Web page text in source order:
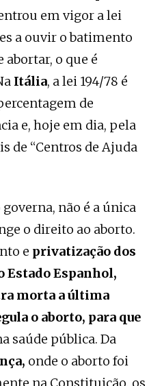
em vigor a lei
a ouvir o batimento
abortar, o que é
Itália, a lei 194/78 é
de
e, hoje em dia, pela
de “Centros de Ajuda
não é a única
o direito ao aborto.
e privatização dos
Estado Espanhol,
morta a última
o aborto, para que
saúde pública. Da
onde o aborto foi